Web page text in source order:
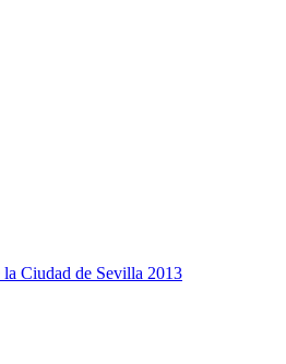
Ciudad de Sevilla 2013